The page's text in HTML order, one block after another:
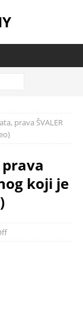
prava ŠVALER
koji je